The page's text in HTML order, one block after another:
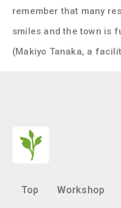
remember that many
smiles and the town is
(Makiyo Tanaka, a
Top Workshop